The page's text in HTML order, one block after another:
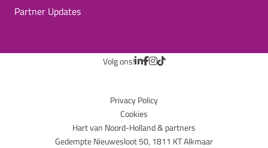
Partner Updates
Volg ons!
Privacy Policy
Cookies
Hart van Noord-Holland & partners
Gedempte Nieuwesloot 50, 1811 KT Alkmaar